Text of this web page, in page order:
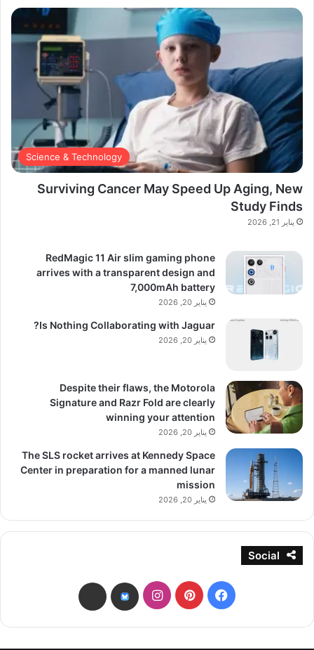
Science & Technology
Surviving Cancer May Speed Up Aging, New
Study Finds
يناير 21, 2026
RedMagic 11 Air slim gaming phone
arrives with a transparent design and
7,000mAh battery
يناير 20, 2026
Is Nothing Collaborating with Jaguar?
يناير 20, 2026
Despite their flaws, the Motorola
Signature and Razr Fold are clearly
winning your attention
يناير 20, 2026
The SLS rocket arrives at Kennedy Space
Center in preparation for a manned lunar
mission
يناير 20, 2026
Social
فيسبوكبينتيريستانستقرامbsky
threads